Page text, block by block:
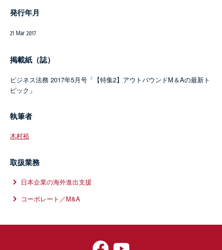
発行年月
21 Mar 2017
掲載紙（誌）
ビジネス法務 2017年5月号「【特集2】アウトバウンドM＆Aの最新ト
ピック」
執筆者
木村裕
取扱業務
日本企業の海外進出支援
コーポレート／M&A